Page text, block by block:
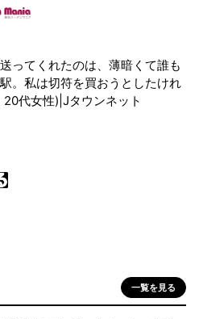
ってくれたのは、薄暗くて誰も
。私は切符を買おうとしたけれ
20代女性)|Jタウンネット
一覧を見る